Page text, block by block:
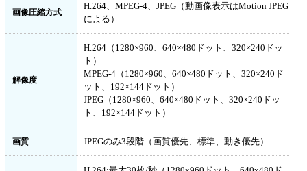
画像圧縮方式
H.264、MPEG-4、JPEG（動画像表示はMotion JPEG
による）
解像度
H.264（1280×960、640×480ドット、320×240ドッ
ト）
MPEG-4（1280×960、640×480ドット、320×240ド
ット、192×144ドット）
JPEG（1280×960、640×480ドット、320×240ドッ
ト、192×144ドット）
画質 JPEGのみ3段階（画質優先、標準、動き優先）